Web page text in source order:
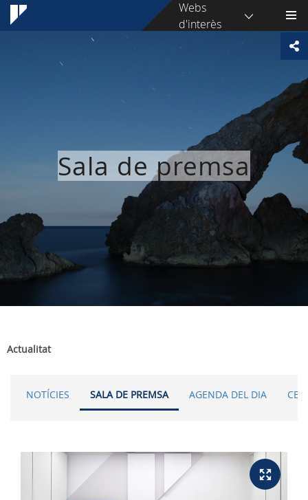
Webs
d'interès
Sala de premsa
Actualitat
NOTÍCIES SALA DE PREMSA AGENDA DEL DIA